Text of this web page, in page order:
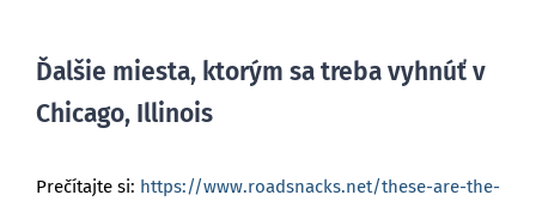
Ďalšie miesta, ktorým sa treba vyhnúť v
Chicago, Illinois
Prečítajte si: https://www.roadsnacks.net/these-are-the-